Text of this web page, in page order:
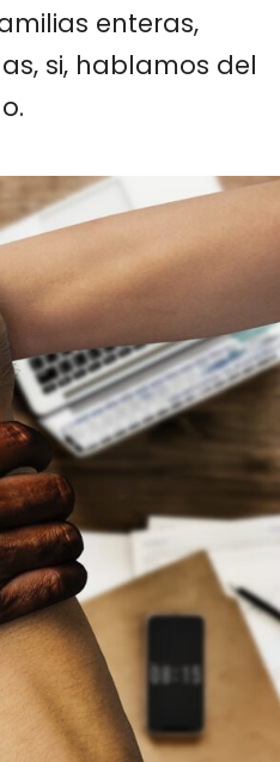
enteras,
si, hablamos del